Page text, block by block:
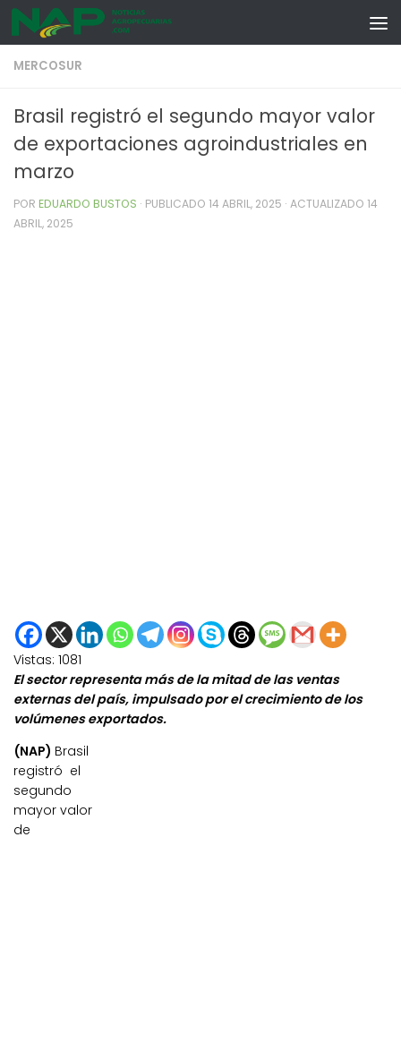
Skip to content
MERCOSUR
Brasil registró el segundo mayor valor
de exportaciones agroindustriales en
marzo
POR EDUARDO BUSTOS · PUBLICADO 14 ABRIL, 2025 · ACTUALIZADO 14
ABRIL, 2025
Vistas: 1081
El sector representa más de la mitad de las ventas
externas del país, impulsado por el crecimiento de los
volúmenes exportados.
(NAP) Brasil
registró el
segundo
mayor valor
de